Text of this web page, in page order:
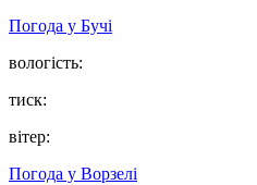
Погода у Бучі
вологість:
тиск:
вітер:
Погода у Ворзелі